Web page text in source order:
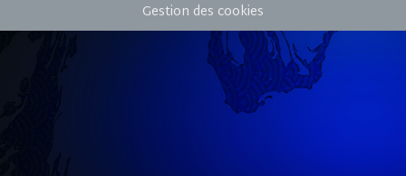
Gestion des cookies